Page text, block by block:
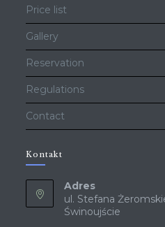
Price list
Gallery
Reservation
Regulations
Contact
Kontakt
Adres
ul. Stefana
Świnoujście